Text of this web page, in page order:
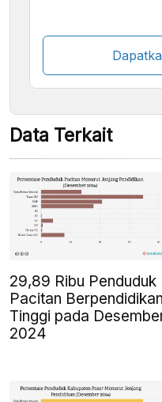
Data Terkait
29,89 Ribu Penduduk
Pacitan Berpendidikan
Tinggi pada
2024